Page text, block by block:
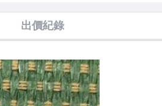
出價紀錄